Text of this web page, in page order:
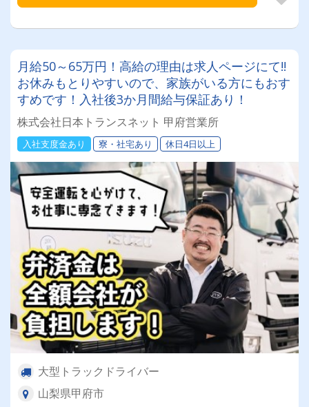
月給50～65万円！高給の理由は求人ページにて!!
お休みもとりやすいので、家族がいる方にもおす
すめです！入社後3か月間給与保証あり！
株式会社日本トランスネット 甲府営業所
入社支度金あり 寮・社宅あり 休日4日以上
大型トラックドライバー
山梨県甲府市